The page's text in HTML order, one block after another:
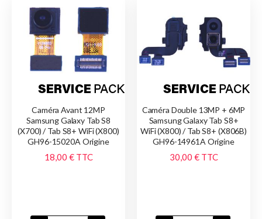
Caméra Avant 12MP
Samsung Galaxy Tab S8
(X700) / Tab S8+ WiFi (X800)
GH96-15020A Origine
18,00 € TTC
Caméra Double 13MP + 6MP
Samsung Galaxy Tab S8+
WiFi (X800) / Tab S8+ (X806B)
GH96-14961A Origine
30,00 € TTC